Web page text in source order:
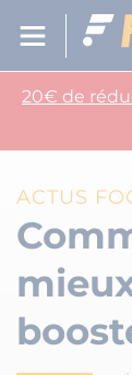
20€ de
ACTUS